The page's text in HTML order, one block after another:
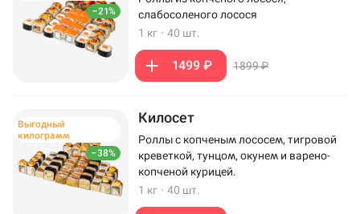
–21%
слабосоленого лосося
1 кг · 40 шт.
1499 ₽ 1899 ₽
–38%
Выгодный
килограмм
Килосет
Роллы с копченым лососем, тигровой
креветкой, тунцом, окунем и варено-
копченой курицей.
1 кг · 40 шт.